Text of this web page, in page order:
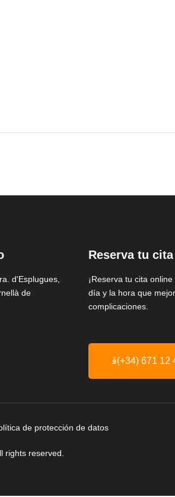
d'Esplugues,
de
Reserva tu
¡Reserva tu cita
día y la hora que
complicaciones.
(+34) 671 12
de protección de datos
rights reserved.